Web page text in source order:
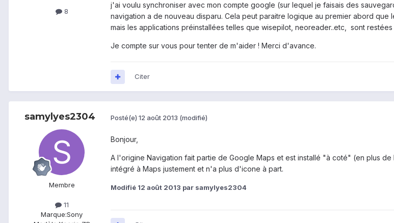
8
j'ai voulu synchroniser avec mon compte google (sur lequel je faisais des
navigation a de nouveau disparu. Cela peut paraitre logique au premier abord
mais les applications préinstallées telles que wisepilot, neoreader..etc, sont
Je compte sur vous pour tenter de m'aider ! Merci d'avance.
Citer
samylyes2304
Membre
11
Marque:Sony
Posté(e) 12 août 2013 (modifié)
Bonjour,
A l'origine Navigation fait partie de Google Maps et est installé "à coté" (en plus
intégré à Maps justement et n'a plus d'icone à part.
Modifié 12 août 2013 par samylyes2304